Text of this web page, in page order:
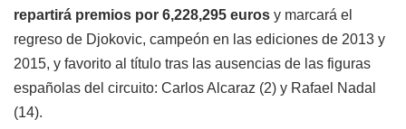
repartirá premios por 6,228,295 euros y marcará el
regreso de Djokovic, campeón en las ediciones de 2013 y
2015, y favorito al título tras las ausencias de las figuras
españolas del circuito: Carlos Alcaraz (2) y Rafael Nadal
(14).